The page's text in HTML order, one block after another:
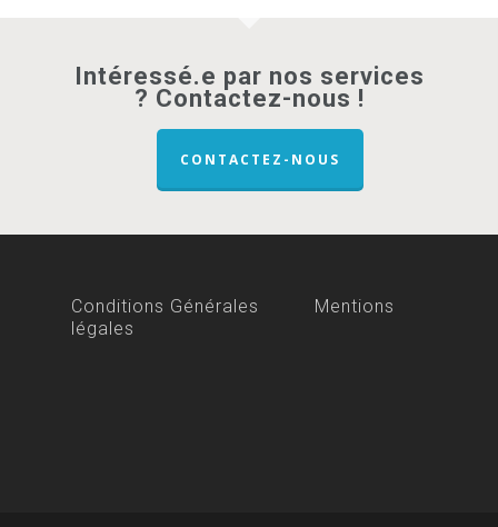
Intéressé.e par nos services
? Contactez-nous !
CONTACTEZ-NOUS
Conditions Générales Mentions
légales